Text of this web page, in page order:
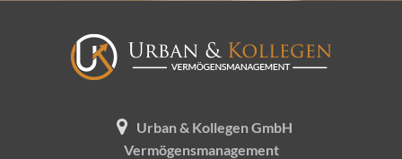
Urban & Kollegen GmbH
Vermögensmanagement